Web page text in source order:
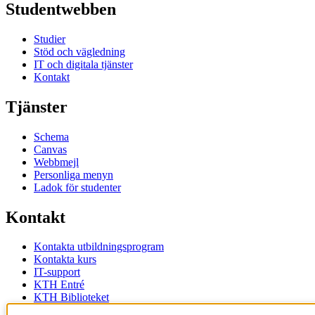
Studentwebben
Studier
Stöd och vägledning
IT och digitala tjänster
Kontakt
Tjänster
Schema
Canvas
Webbmejl
Personliga menyn
Ladok för studenter
Kontakt
Kontakta utbildningsprogram
Kontakta kurs
IT-support
KTH Entré
KTH Biblioteket